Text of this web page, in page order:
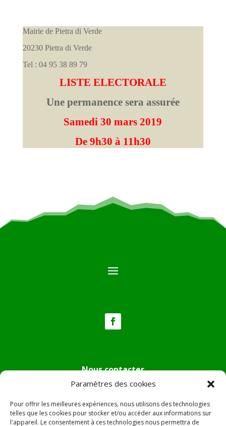
Paramètres des cookies
Pour offrir les meilleures expériences, nous utilisons des technologies
telles que les cookies pour stocker et/ou accéder aux informations sur
l'appareil. Le consentement à ces technologies nous permettra de
Mairie de Pietra di Verde
20230 Pietra di Verde
Tel : 04 95 38 89 79
LISTE ELECTORALE
Une permanence sera assurée
Samedi 30 mars 2019
De 9h30 à 11h30
Nous contacter
Tél :04.95.36.24.02
Mail:
mairie.pietradiverde@wanadoo.fr
Adresse :Hôtel de ville de Pietra di Verde
Le village